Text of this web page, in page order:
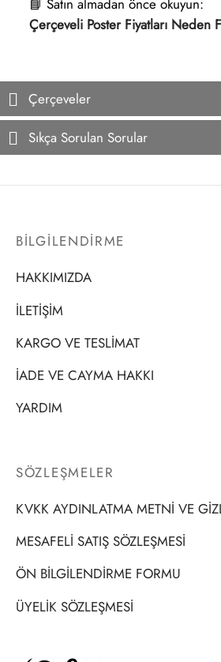
📘 Satın almadan önce okuyun:
Çerçeveli Poster Fiyatları Neden
Çerçeveler
Sıkça Sorulan Sorular
BİLGİLENDİRME
HAKKIMIZDA
İLETİŞİM
KARGO VE TESLİMAT
İADE VE CAYMA HAKKI
YARDIM
SÖZLEŞMELER
KVKK AYDINLATMA METNİ VE
MESAFELİ SATIŞ SÖZLEŞMESİ
ÖN BİLGİLENDİRME FORMU
ÜYELİK SÖZLEŞMESİ